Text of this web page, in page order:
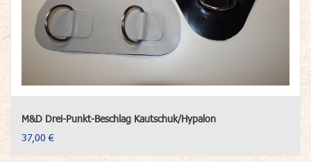
M&D Drei-Punkt-Beschlag Kautschuk/Hypalon
37,00 €